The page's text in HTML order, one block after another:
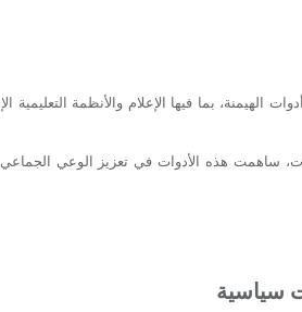
بما فيها الإعلام والأنظمة التعليمية
ساهمت هذه الأدوات في تعزيز الوعي الجماعي
سياسية